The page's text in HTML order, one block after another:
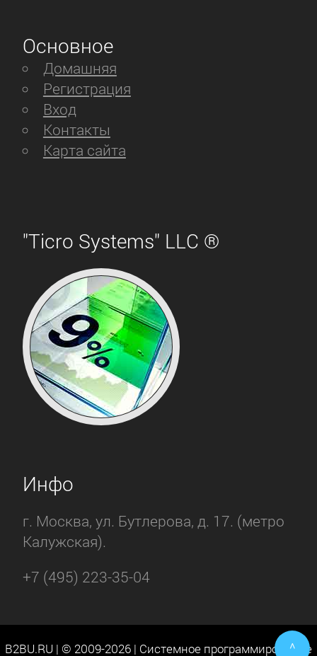
Основное
Домашняя
Регистрация
Вход
Контакты
Карта сайта
"Ticro Systems" LLC ®
Инфо
г. Москва, ул. Бутлерова, д. 17. (метро
Калужская).
+7 (495) 223-35-04
B2BU.RU | © 2009-2026 | Системное программирование
^